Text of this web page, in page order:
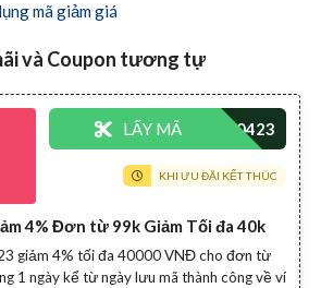
mã giảm giá
và Coupon tương tự
4% Đơn từ 99k Giảm Tối đa 40k
giảm 4% tối đa 40000 VNĐ cho đơn từ
1 ngày kể từ ngày lưu mã thành công về ví
LẤY MÃ
KHI ƯU ĐÃI KẾT THÚC